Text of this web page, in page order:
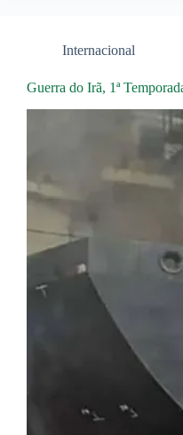
Internacional
Guerra do Irã, 1ª